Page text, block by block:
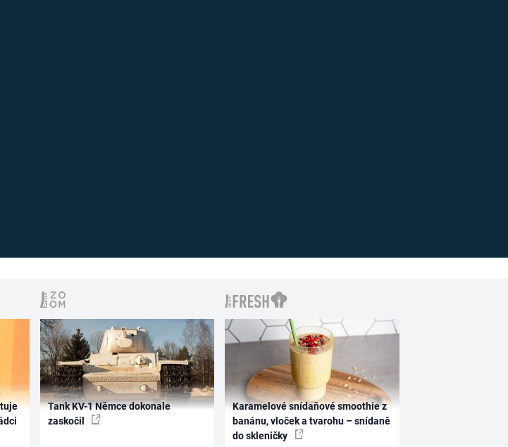
Tank KV-1 Němce dokonale
zaskočil
Karamelové snídaňové smoothie z
banánu, vloček a tvarohu – snídaně
do skleničky